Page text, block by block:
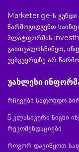
Marketer.ge-ს გუნდი
წარმოგიდგენთ
პლატფორმას
გაითვალისწინეთ,
ვებგვერდზე არ
უახლესი
რჩევები საფონდო
5 კლასიკური წიგნი
რეკომენდაციები
როგორ დავიწყოთ